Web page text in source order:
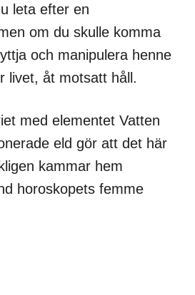
leta efter en
om du skulle komma
och manipulera henne
livet, åt motsatt håll.
med elementet Vatten
eld gör att det här
kammar hem
horoskopets femme